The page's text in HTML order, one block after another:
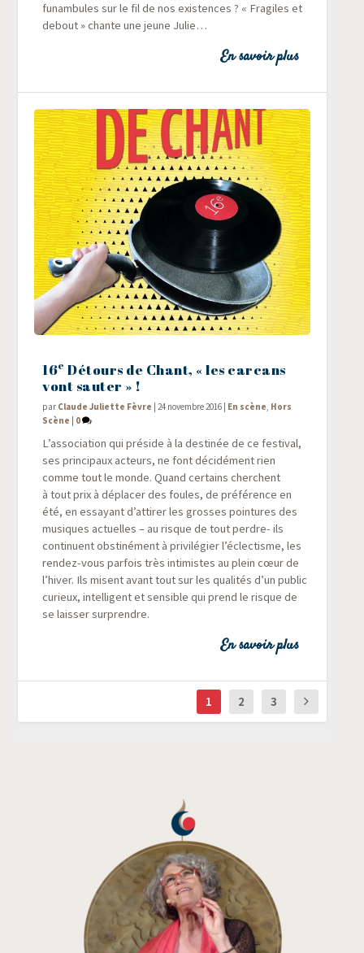
funam­bules sur le fil de nos exis­tences ? « Fra­giles et
debout » chante une jeune Julie…
En savoir plus
16e Détours de Chant, « les carcans
vont sauter » !
par Claude Juliette Fèvre |24 novembre 2016 En scène, Hors
Scène
0
L’association qui pré­side à la des­ti­née de ce fes­ti­val,
ses prin­ci­paux acteurs, ne font déci­dé­ment rien
comme tout le monde. Quand cer­tains cherchent
à tout prix à dépla­cer des foules, de pré­fé­rence en
été, en essayant d’attirer les grosses poin­tures des
musiques actuelles – au risque de tout perdre- ils
conti­nuent obs­ti­né­ment à pri­vi­lé­gier l’éclectisme, les
ren­dez-vous par­fois très inti­mistes au plein cœur de
l’hiver. Ils misent avant tout sur les qua­li­tés d’un public
curieux, intel­li­gent et sen­sible qui prend le risque de
se lais­ser surprendre.
En savoir plus
1 2 3